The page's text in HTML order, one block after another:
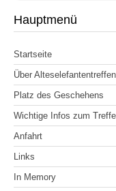
Hauptmenü
Startseite
Über Alteselefantentreffen
Platz des Geschehens
Wichtige Infos zum
Anfahrt
Links
In Memory